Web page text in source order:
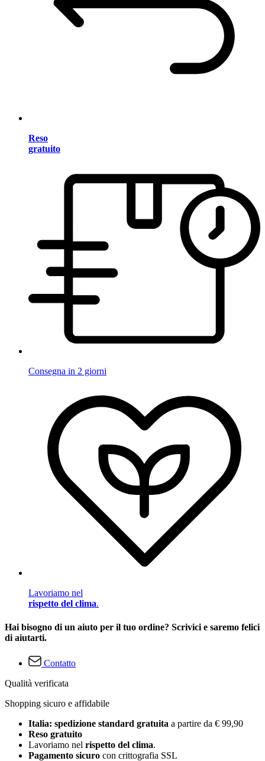
Reso
gratuito
Consegna in 2 giorni
Lavoriamo nel
rispetto del clima.
Hai bisogno di un aiuto per il tuo ordine? Scrivici e saremo felici
di aiutarti.
Contatto
Qualità verificata
Shopping sicuro e affidabile
Italia: spedizione standard gratuita a partire da € 99,90
Reso gratuito
Lavoriamo nel rispetto del clima.
Pagamento sicuro con crittografia SSL